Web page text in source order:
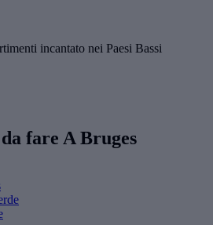
incantato nei Paesi Bassi
fare A Bruges